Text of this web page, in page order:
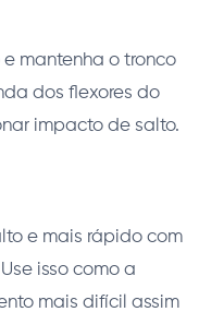
mantenha o tronco
dos flexores do
impacto de salto.
e mais rápido com
isso como a
mais difícil assim